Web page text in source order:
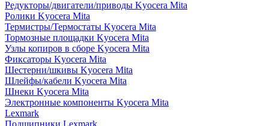
Редукторы/двигатели/приводы Kyocera Mita
Ролики Kyocera Mita
Термистры/Термостаты Kyocera Mita
Тормозные площадки Kyocera Mita
Узлы копиров в сборе Kyocera Mita
Фиксаторы Kyocera Mita
Шестерни/шкивы Kyocera Mita
Шлейфы/кабели Kyocera Mita
Шнеки Kyocera Mita
Электронные компоненты Kyocera Mita
Lexmark
Подшипники Lexmark